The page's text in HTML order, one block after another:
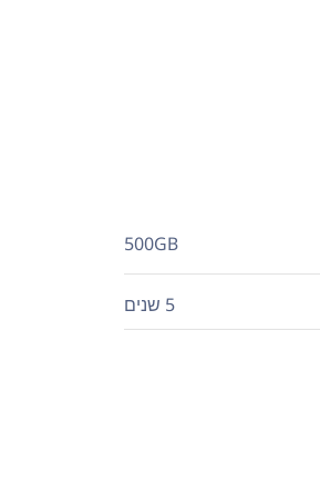
500GB
5 שנים